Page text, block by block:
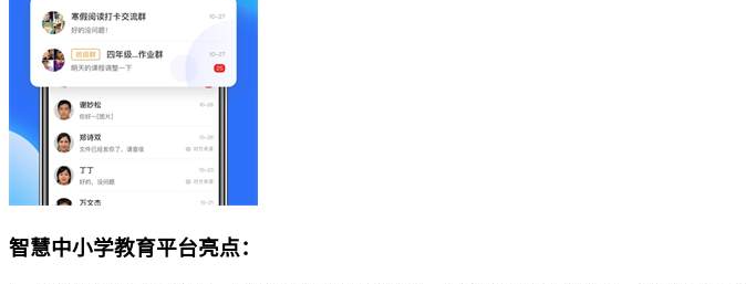
智慧中小学教育平台亮点：